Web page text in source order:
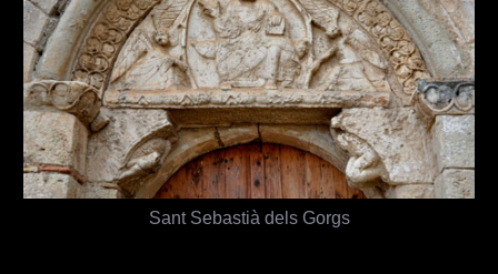
Sant Sebastià dels Gorgs